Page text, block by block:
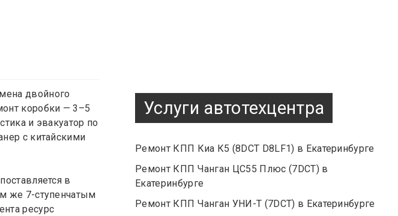
двойного
коробки — 3–5
и эвакуатор по
с китайскими
в
же 7-ступенчатым
ресурс
Услуги автотехцентра
Ремонт КПП Киа К5 (8DCT D8LF1) в Екатеринбурге
Ремонт КПП Чанган ЦС55 Плюс (7DCT) в
Екатеринбурге
Ремонт КПП Чанган УНИ-Т (7DCT) в Екатеринбурге